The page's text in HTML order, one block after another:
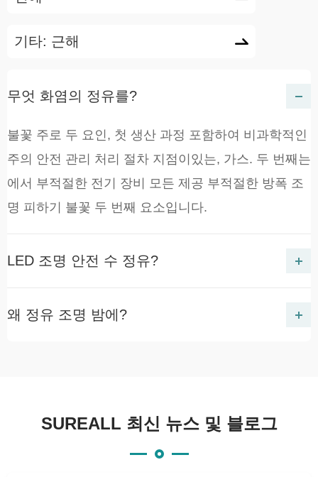
기타: 근해 
무엇 화염의 정유를?
불꽃 주로 두 요인, 첫 생산 과정 포함하여 비과학적인
주의 안전 관리 처리 절차 지점이있는, 가스. 두 번째는
에서 부적절한 전기 장비 모든 제공 부적절한 방폭 조
명 피하기 불꽃 두 번째 요소입니다.
LED 조명 안전 수 정유?
왜 정유 조명 밤에?
SUREALL 최신 뉴스 및 블로그